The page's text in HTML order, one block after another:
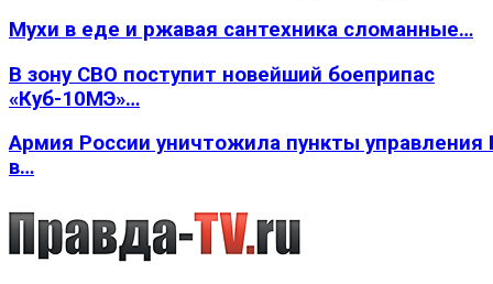
Мухи в еде и ржавая сантехника сломанные…
В зону СВО поступит новейший боеприпас
«Куб-10МЭ»…
Армия России уничтожила пункты
в…